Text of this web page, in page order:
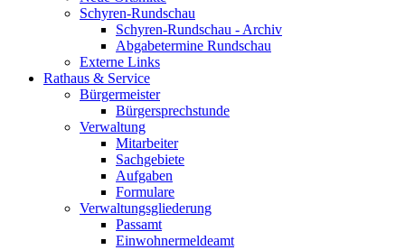
Schyren-Rundschau
Schyren-Rundschau - Archiv
Abgabetermine Rundschau
Externe Links
Rathaus & Service
Bürgermeister
Bürgersprechstunde
Verwaltung
Mitarbeiter
Sachgebiete
Aufgaben
Formulare
Verwaltungsgliederung
Passamt
Einwohnermeldeamt